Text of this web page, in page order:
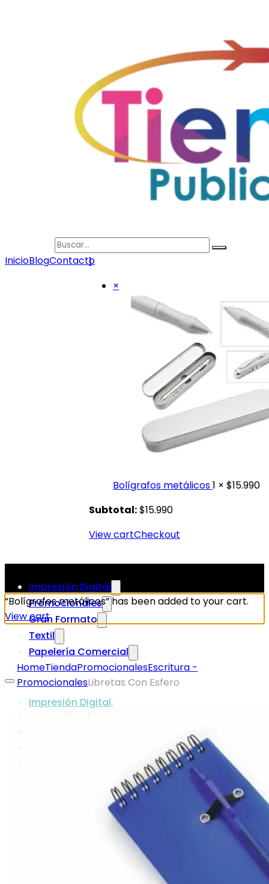
Search
InicioBlogContacto
1
×
Bolígrafos metálicos1 × $15.990
Subtotal:$15.990
View cartCheckout
Impresión Digital
Promocionales
Gran Formato
Textil
Papelería Comercial
Impresión Digital
Promocionales
“Bolígrafos metálicos” has been added to your cart.
View cart
HomeTiendaPromocionalesEscritura -
PromocionalesLibretas Con Esfero